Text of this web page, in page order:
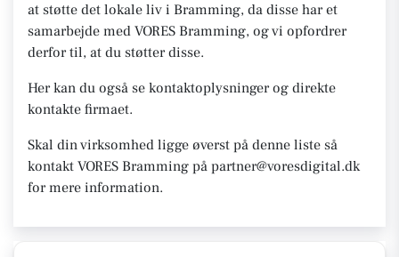
at støtte det lokale liv i Bramming, da disse har et
samarbejde med VORES Bramming, og vi opfordrer
derfor til, at du støtter disse.
Her kan du også se kontaktoplysninger og direkte
kontakte firmaet.
Skal din virksomhed ligge øverst på denne liste så
kontakt VORES Bramming på partner@voresdigital.dk
for mere information.